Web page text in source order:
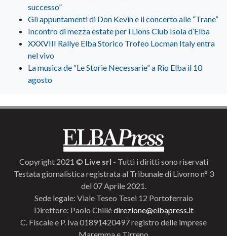
successo”
Gli appuntamenti di Don Kevin e il concerto alle “Trane”
Incontro di mezza estate per i Lions Club Isola d’Elba
XXXVIII Rallye Elba Storico Trofeo Locman Italy entra
nel vivo
La musica de “Le Storie Necessarie” a Rio Elba il 10
agosto
Copyright 2021 © Live srl - Tutti i diritti sono riservati
Testata giornalistica registrata al Tribunale di Livorno n° 3
del 07 Aprile 2021.
Sede legale: Viale Teseo Tesei 12 Portoferraio
Direttore: Paolo Chillèdirezione@elbapress.it
C. Fiscale e P. Iva 01891420497 registro delle imprese